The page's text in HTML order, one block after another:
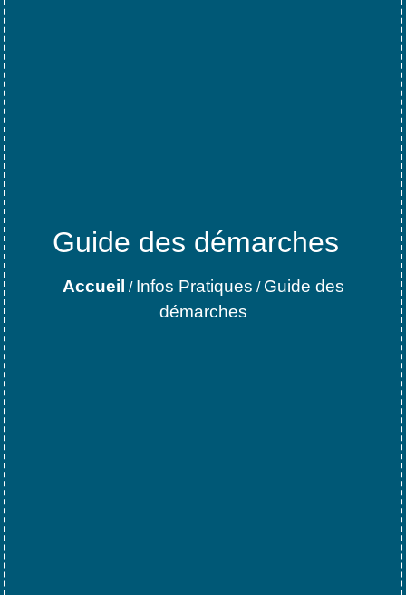
Guide des démarches
Accueil / Infos Pratiques / Guide des
démarches